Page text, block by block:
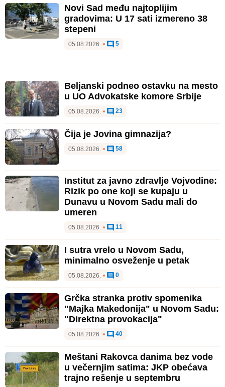
Novi Sad među najtoplijim
gradovima: U 17 sati izmereno 38
stepeni
05.08.2026. • 5
Beljanski podneo ostavku na mesto
u UO Advokatske komore Srbije
05.08.2026. • 23
Čija je Jovina gimnazija?
05.08.2026. • 58
Institut za javno zdravlje Vojvodine:
Rizik po one koji se kupaju u
Dunavu u Novom Sadu mali do
umeren
05.08.2026. • 11
I sutra vrelo u Novom Sadu,
minimalno osveženje u petak
05.08.2026. • 0
Grčka stranka protiv spomenika
"Majka Makedonija" u Novom Sadu:
"Direktna provokacija"
05.08.2026. • 40
Meštani Rakovca danima bez vode
u večernjim satima: JKP obećava
trajno rešenje u septembru